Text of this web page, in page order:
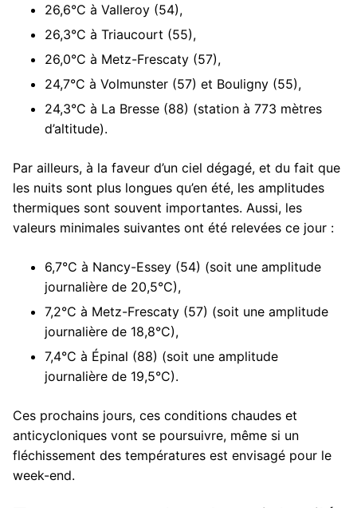
26,6°C à Valleroy (54),
26,3°C à Triaucourt (55),
26,0°C à Metz-Frescaty (57),
24,7°C à Volmunster (57) et Bouligny (55),
24,3°C à La Bresse (88) (station à 773 mètres
d’altitude).
Par ailleurs, à la faveur d’un ciel dégagé, et du fait que
les nuits sont plus longues qu’en été, les amplitudes
thermiques sont souvent importantes. Aussi, les
valeurs minimales suivantes ont été relevées ce jour :
6,7°C à Nancy-Essey (54) (soit une amplitude
journalière de 20,5°C),
7,2°C à Metz-Frescaty (57) (soit une amplitude
journalière de 18,8°C),
7,4°C à Épinal (88) (soit une amplitude
journalière de 19,5°C).
Ces prochains jours, ces conditions chaudes et
anticycloniques vont se poursuivre, même si un
fléchissement des températures est envisagé pour le
week-end.